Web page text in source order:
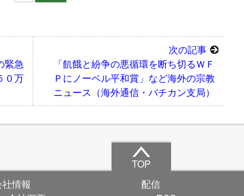
緊急
０万
次の記事
「飢餓と紛争の悪循環を断ち切るＷＦ
Ｐにノーベル平和賞」など海外の宗教
ニュース（海外通信・バチカン支局）
TOP
情報
配信